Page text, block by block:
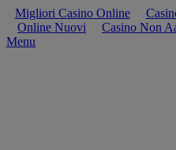
Migliori Casino Online
Online Nuovi
Casino Non
Menu